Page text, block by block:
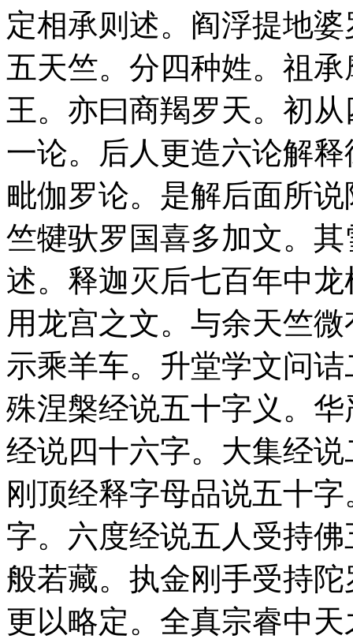
定相承则述。阎浮提地
五天竺。分四种姓。祖
王。亦曰商羯罗天。初
一论。后人更造六论解
毗伽罗论。是解后面所
竺犍驮罗国喜多加文。
述。释迦灭后七百年中
用龙宫之文。与余天竺
示乘羊车。升堂学文问
殊涅槃经说五十字义。
经说四十六字。大集经
刚顶经释字母品说五十
字。六度经说五人受持
般若藏。执金刚手受持
更以略定。全真宗睿中